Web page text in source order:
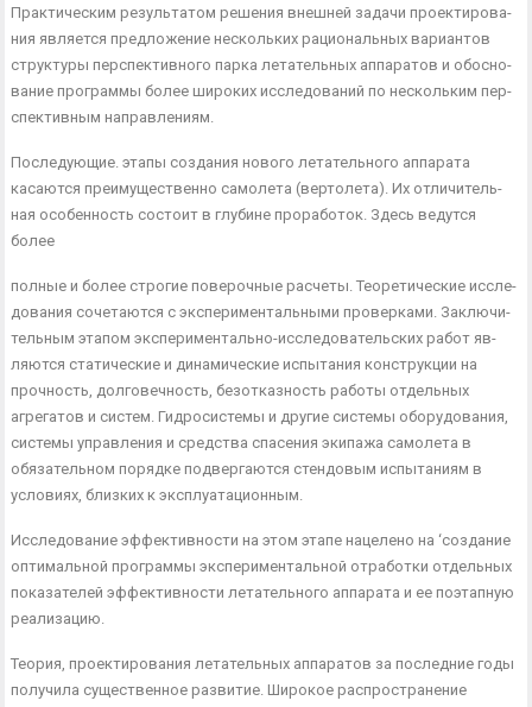
Практическим результатом решения внешней задачи проектирова­
ния является предложение нескольких рациональных вариантов
структуры перспективного парка летательных аппаратов и обосно­
вание программы более широких исследований по нескольким пер­
спективным направлениям.
Последующие. этапы создания нового летательного аппарата
касаются преимущественно самолета (вертолета). Их отличитель­
ная особенность состоит в глубине проработок. Здесь ведутся
более
полные и более строгие поверочные расчеты. Теоретические иссле­
дования сочетаются с экспериментальными проверками. Заключи­
тельным этапом экспериментально-исследовательских работ яв­
ляются статические и динамические испытания конструкции на
прочность, долговечность, безотказность работы отдельных
агрега­тов и систем. Гидросистемы и другие системы оборудования,
систе­мы управления и средства спасения экипажа самолета в
обязатель­ном порядке подвергаются стендовым испытаниям в
условиях, близких к эксплуатационным.
Исследование эффективности на этом этапе нацелено на ‘созда­ние
оптимальной программы экспериментальной отработки отдель­ных
показателей эффективности летательного аппарата и ее поэтап­ную
реализацию.
Теория, проектирования летательных аппаратов за последние годы
получила существенное развитие. Широкое распространение